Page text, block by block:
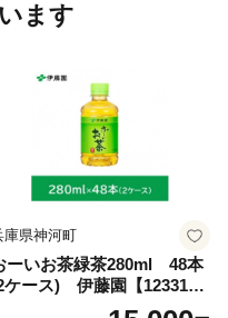
ます
庫県神河町
ーいお茶緑茶280ml 48本
ケース) 伊藤園【123317